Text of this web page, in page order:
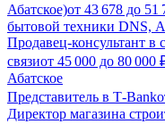
Абатское)от 43 678 до 51
бытовой техники DNS,
Продавец-консультант в
связиот 45 000 до 80 000
Абатское
Представитель в Т-Bank
Директор магазина